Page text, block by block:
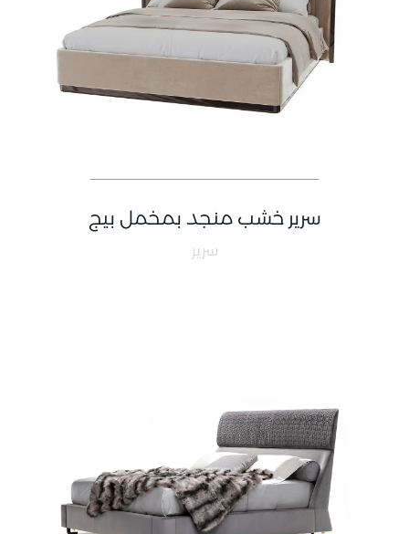
سرير خشب منجد بمخمل بيج
سرير